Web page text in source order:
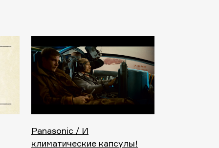
Panasonic / И
климатические капсулы!